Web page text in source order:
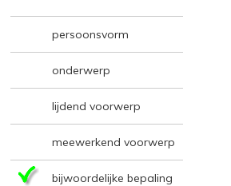
persoonsvorm
onderwerp
lijdend voorwerp
meewerkend voorwerp
bijwoordelijke bepaling